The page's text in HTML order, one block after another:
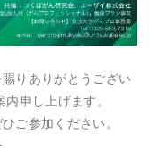
りありがとうござい
申し上げます。
ご参加ください。